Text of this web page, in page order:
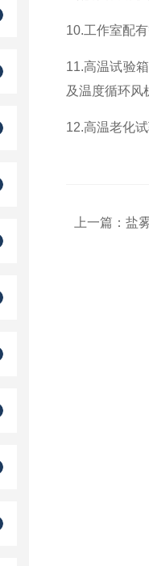
10.工作室配
11.高温试验
及温度循环风
12.高温老化
上一篇： 盐